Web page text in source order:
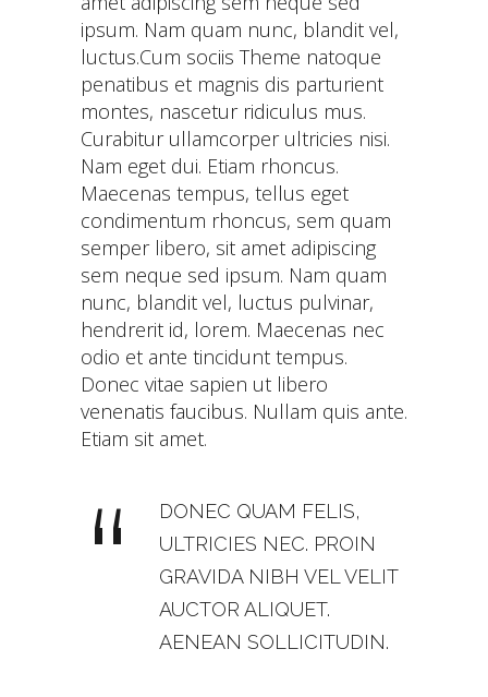
ipsum. Nam quam nunc, blandit vel,
luctus.Cum sociis Theme natoque
penatibus et magnis dis parturient
montes, nascetur ridiculus mus.
Curabitur ullamcorper ultricies nisi.
Nam eget dui. Etiam rhoncus.
Maecenas tempus, tellus eget
condimentum rhoncus, sem quam
semper libero, sit amet adipiscing
sem neque sed ipsum. Nam quam
nunc, blandit vel, luctus pulvinar,
hendrerit id, lorem. Maecenas nec
odio et ante tincidunt tempus.
Donec vitae sapien ut libero
venenatis faucibus. Nullam quis ante.
Etiam sit amet.
DONEC QUAM FELIS,
ULTRICIES NEC. PROIN
GRAVIDA NIBH VEL VELIT
AUCTOR ALIQUET.
AENEAN SOLLICITUDIN.